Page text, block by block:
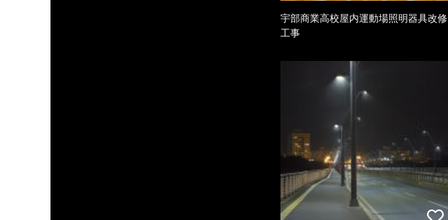
宇部商業高校屋内運動場照明器具改修
工事